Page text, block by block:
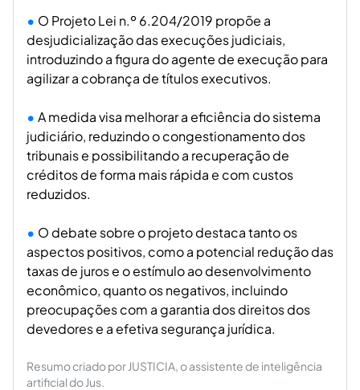
O Projeto Lei n.º 6.204/2019 propõe a
desjudicialização das execuções judiciais,
introduzindo a figura do agente de execução para
agilizar a cobrança de títulos executivos.
A medida visa melhorar a eficiência do sistema
judiciário, reduzindo o congestionamento dos
tribunais e possibilitando a recuperação de
créditos de forma mais rápida e com custos
reduzidos.
O debate sobre o projeto destaca tanto os
aspectos positivos, como a potencial redução das
taxas de juros e o estímulo ao desenvolvimento
econômico, quanto os negativos, incluindo
preocupações com a garantia dos direitos dos
devedores e a efetiva segurança jurídica.
Resumo criado por JUSTICIA, o assistente de inteligência
artificial do Jus.